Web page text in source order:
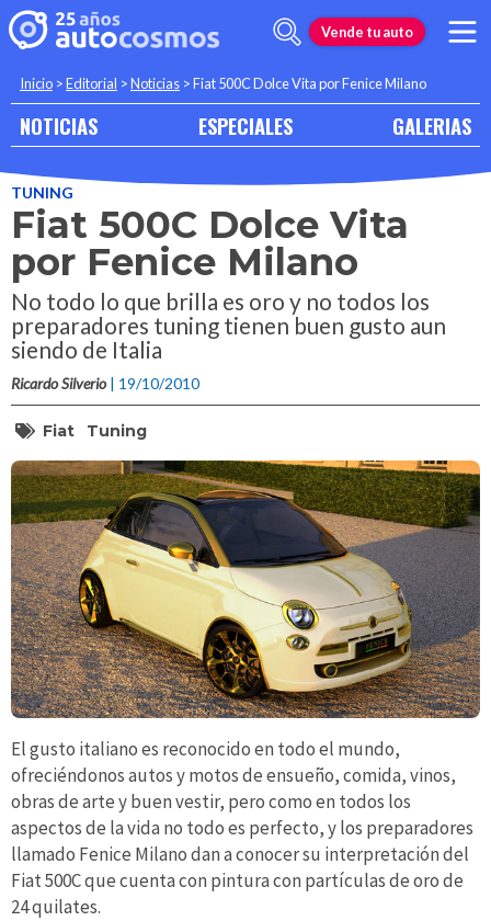
Vende tu auto
Inicio >Editorial >Noticias >Fiat 500C Dolce Vita por Fenice Milano
NOTICIAS ESPECIALES GALERIAS
TUNING
Fiat 500C Dolce Vita
por Fenice Milano
No todo lo que brilla es oro y no todos los
preparadores tuning tienen buen gusto aun
siendo de Italia
Ricardo Silverio | 19/10/2010
Fiat Tuning
El gusto italiano es reconocido en todo el mundo,
ofreciéndonos autos y motos de ensueño, comida, vinos,
obras de arte y buen vestir, pero como en todos los
aspectos de la vida no todo es perfecto, y los preparadores
llamado Fenice Milano dan a conocer su interpretación del
Fiat 500C que cuenta con pintura con partículas de oro de
24 quilates.